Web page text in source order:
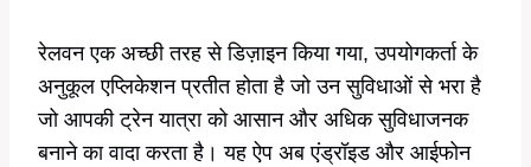
रेलवन एक अच्छी तरह से डिज़ाइन किया गया, उपयोगकर्ता के
अनुकूल एप्लिकेशन प्रतीत होता है जो उन सुविधाओं से भरा है
जो आपकी ट्रेन यात्रा को आसान और अधिक सुविधाजनक
बनाने का वादा करता है। यह ऐप अब एंड्रॉइड और आईफोन